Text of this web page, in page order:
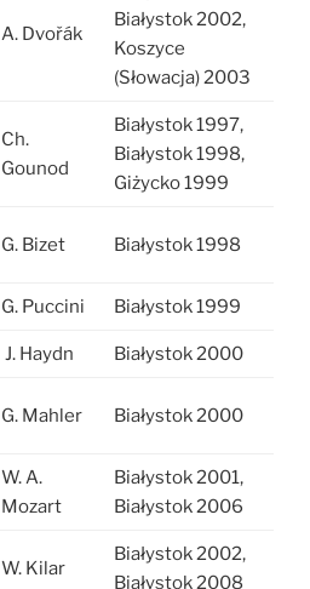
A. Dvořák
Białystok 2002,
Koszyce
(Słowacja) 2003
Ch.
Gounod
Białystok 1997,
Białystok 1998,
Giżycko 1999
G. Bizet Białystok 1998
G. Puccini Białystok 1999
J. Haydn Białystok 2000
G. Mahler Białystok 2000
W. A.
Mozart
Białystok 2001,
Białystok 2006
W. Kilar
Białystok 2002,
Białystok 2008